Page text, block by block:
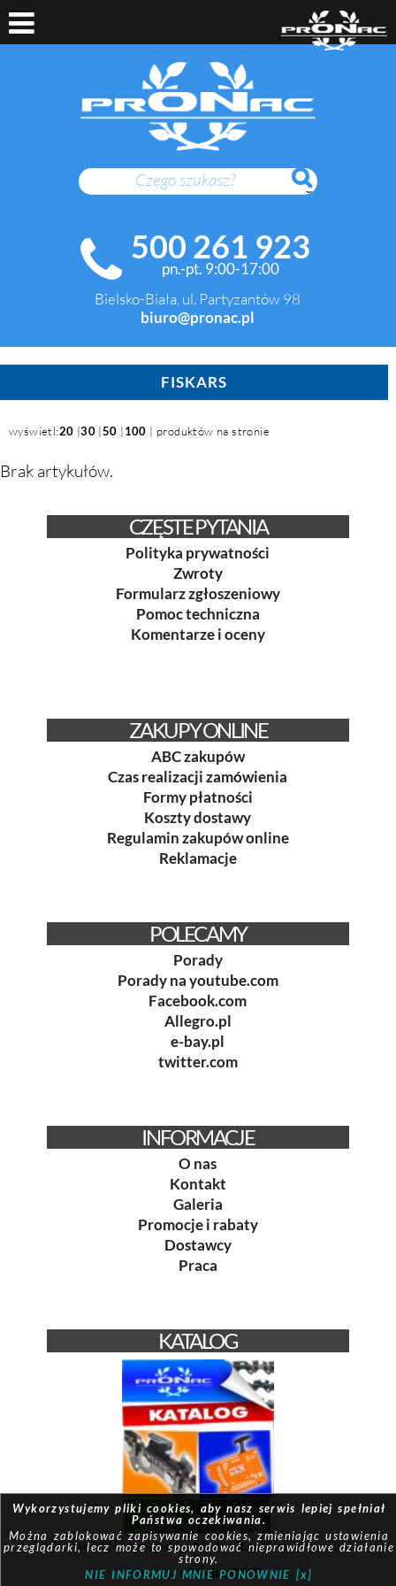
SZUKAJ
500 261 923
pn.-pt. 9:00-17:00
Bielsko-Biała, ul. Partyzantów 98
biuro@pronac.pl
FISKARS
wyświetl:20 |30 |50 |100 | produktów na stronie
Brak artykułów.
CZĘSTE PYTANIA
Polityka prywatności
Zwroty
Formularz zgłoszeniowy
Pomoc techniczna
Komentarze i oceny
ZAKUPY ONLINE
ABC zakupów
Czas realizacji zamówienia
Formy płatności
Koszty dostawy
Regulamin zakupów online
Reklamacje
POLECAMY
Porady
Porady na youtube.com
Facebook.com
Allegro.pl
e-bay.pl
twitter.com
INFORMACJE
O nas
Kontakt
Galeria
Promocje i rabaty
Dostawcy
Praca
KATALOG
© Pronac 2026 | Created by:Modus-it.pl| System pracuje w
oparciu oModus QBIZ
Wykorzystujemy pliki cookies, aby nasz serwis lepiej spełniał
Państwa oczekiwania.
Można zablokować zapisywanie cookies, zmieniając ustawienia
przeglądarki, lecz może to spowodować nieprawidłowe działanie
strony.
NIE INFORMUJ MNIE PONOWNIE [x]